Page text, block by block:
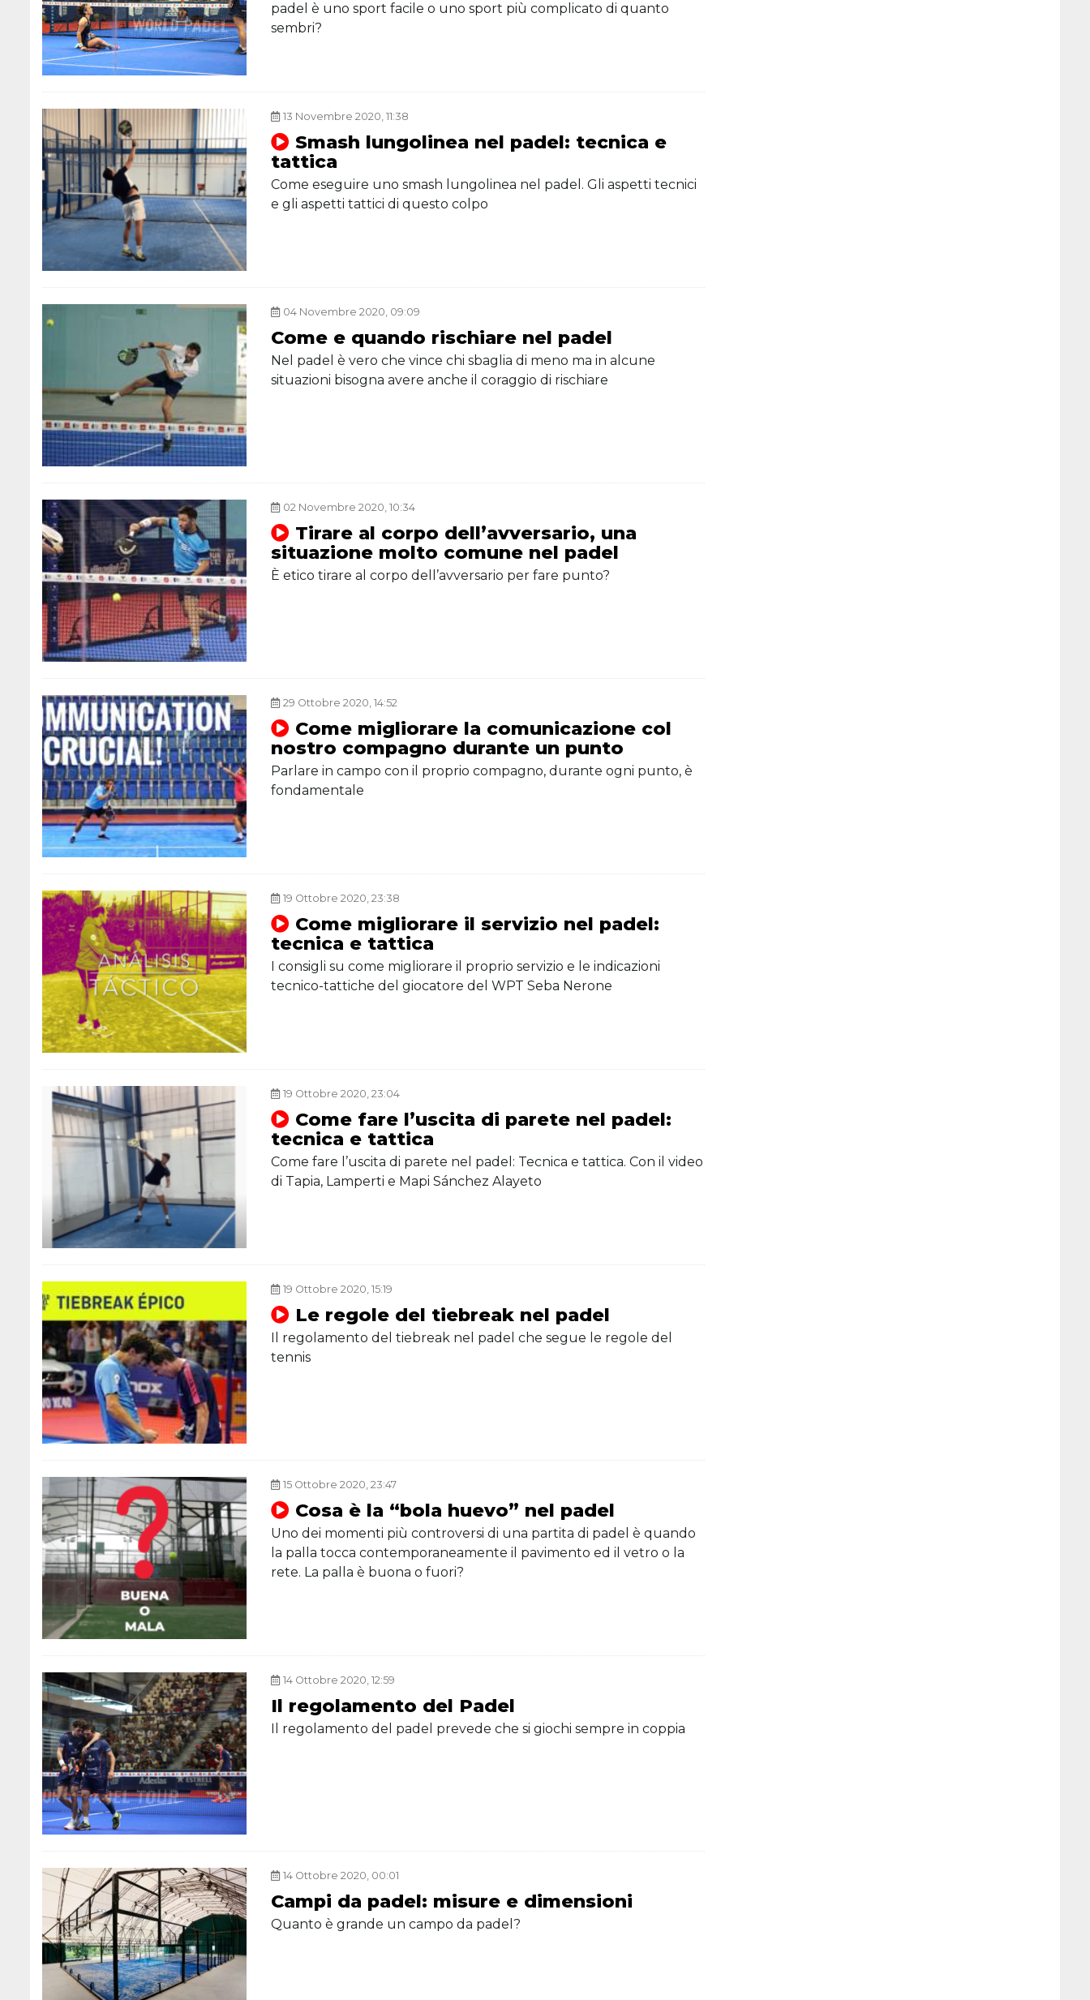
padel è uno sport facile o uno sport più complicato di quanto
sembri?
13 Novembre 2020, 11:38
Smash lungolinea nel padel: tecnica e
tattica
Come eseguire uno smash lungolinea nel padel. Gli aspetti tecnici
e gli aspetti tattici di questo colpo
04 Novembre 2020, 09:09
Come e quando rischiare nel padel
Nel padel è vero che vince chi sbaglia di meno ma in alcune
situazioni bisogna avere anche il coraggio di rischiare
02 Novembre 2020, 10:34
Tirare al corpo dell’avversario, una
situazione molto comune nel padel
È etico tirare al corpo dell’avversario per fare punto?
29 Ottobre 2020, 14:52
Come migliorare la comunicazione col
nostro compagno durante un punto
Parlare in campo con il proprio compagno, durante ogni punto, è
fondamentale
19 Ottobre 2020, 23:38
Come migliorare il servizio nel padel:
tecnica e tattica
I consigli su come migliorare il proprio servizio e le indicazioni
tecnico-tattiche del giocatore del WPT Seba Nerone
19 Ottobre 2020, 23:04
Come fare l’uscita di parete nel padel:
tecnica e tattica
Come fare l’uscita di parete nel padel: Tecnica e tattica. Con il video
di Tapia, Lamperti e Mapi Sánchez Alayeto
19 Ottobre 2020, 15:19
Le regole del tiebreak nel padel
Il regolamento del tiebreak nel padel che segue le regole del
tennis
15 Ottobre 2020, 23:47
Cosa è la “bola huevo” nel padel
Uno dei momenti più controversi di una partita di padel è quando
la palla tocca contemporaneamente il pavimento ed il vetro o la
rete. La palla è buona o fuori?
14 Ottobre 2020, 12:59
Il regolamento del Padel
Il regolamento del padel prevede che si giochi sempre in coppia
14 Ottobre 2020, 00:01
Campi da padel: misure e dimensioni
Quanto è grande un campo da padel?